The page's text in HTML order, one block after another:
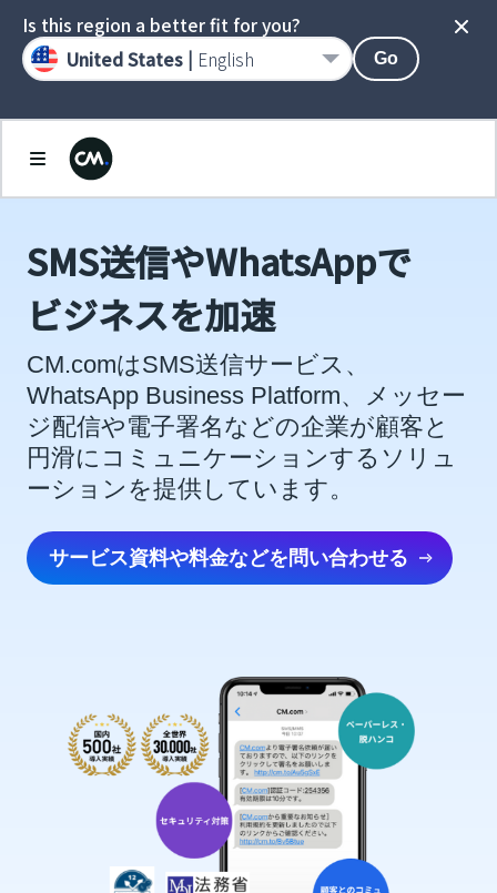
SMS送信やWhatsAppで
ビジネスを加速
CM.comはSMS送信サービス、
WhatsApp Business Platform、メッセー
ジ配信や電子署名などの企業が顧客と
円滑にコミュニケーションするソリュ
ーションを提供しています。
サービス資料や料金などを問い合わせる
Is this region a better fit for you?
United States | English Go